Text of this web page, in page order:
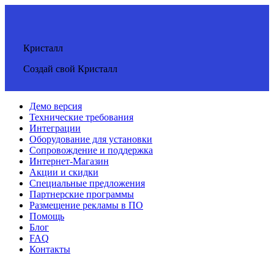
Кристалл
Создай свой Кристалл
Демо версия
Технические требования
Интеграции
Оборудование для установки
Сопровождение и поддержка
Интернет-Магазин
Акции и скидки
Специальные предложения
Партнерские программы
Размещение рекламы в ПО
Помощь
Блог
FAQ
Контакты